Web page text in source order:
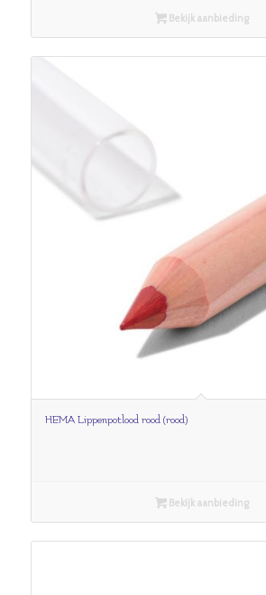
Bekijk aanbieding
HEMA Lippenpotlood rood (rood)
Bekijk aanbieding